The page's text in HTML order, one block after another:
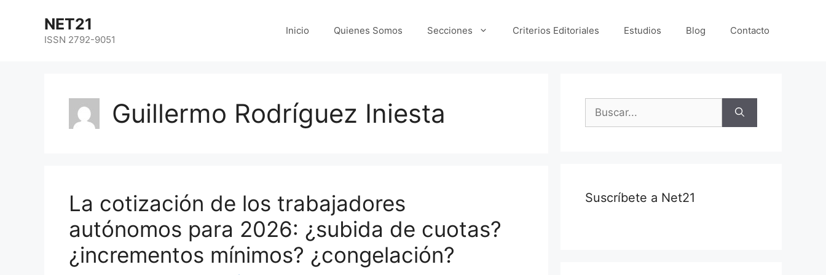
NET21
ISSN 2792-9051
Inicio Quienes Somos Secciones Criterios Editoriales Estudios Blog Contacto
Guillermo Rodríguez Iniesta
La cotización de los trabajadores
autónomos para 2026: ¿subida de cuotas?
¿incrementos mínimos? ¿congelación?
Suscríbete a Net21